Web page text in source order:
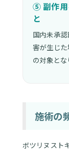
⑤ 副作用
と
国内未承
害が生じ
の対象とな
施術の
ボツリヌスト